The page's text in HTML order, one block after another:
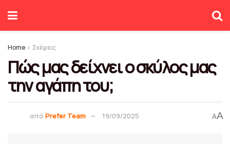
Home Σκέψεις
Πώς μας δείχνει ο σκύλος μας
την αγάπη του;
από Prefer Team 19/09/2025 AA